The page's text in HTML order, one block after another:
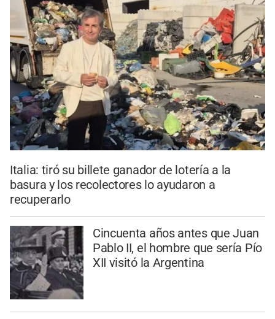
Italia: tiró su billete ganador de lotería a la
basura y los recolectores lo ayudaron a
recuperarlo
Cincuenta años antes que Juan
Pablo II, el hombre que sería Pío
XII visitó la Argentina